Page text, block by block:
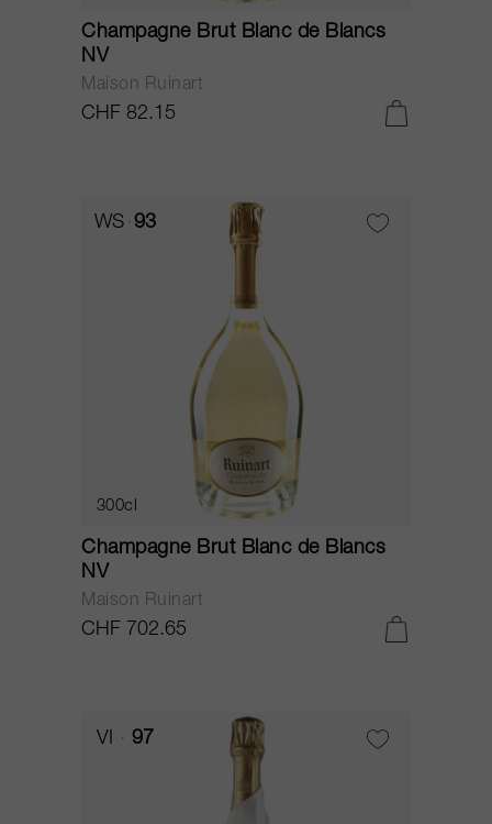
Champagne Brut Blanc de Blancs
NV
Maison Ruinart
CHF 82.15
WS 93
300cl
Champagne Brut Blanc de Blancs
NV
Maison Ruinart
CHF 702.65
VI 97